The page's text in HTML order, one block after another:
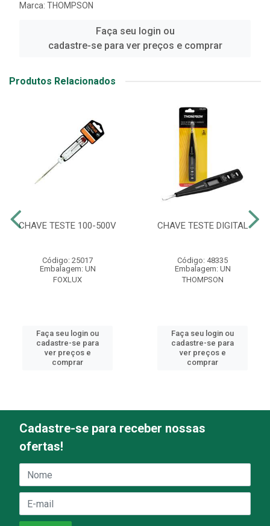
Marca: THOMPSON
Faça seu login ou
cadastre-se para ver preços e comprar
Produtos Relacionados
CHAVE TESTE 100-500V
Código: 25017
Embalagem: UN
FOXLUX
Faça seu login ou
cadastre-se para
ver preços e
comprar
CHAVE TESTE DIGITAL
Código: 48335
Embalagem: UN
THOMPSON
Faça seu login ou
cadastre-se para
ver preços e
comprar
Cadastre-se para receber nossas
ofertas!